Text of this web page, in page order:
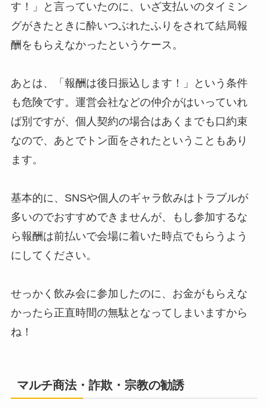
す！」と言っていたのに、いざ支払いのタイミン
グがきたときに酔いつぶれたふりをされて結局報
酬をもらえなかったというケース。
あとは、「報酬は後日振込します！」という条件
も危険です。運営会社などの仲介がはいっていれ
ば別ですが、個人契約の場合はあくまでも口約束
なので、あとでトン面をされたということもあり
ます。
基本的に、SNSや個人のギャラ飲みはトラブルが
多いのでおすすめできませんが、もし参加するな
ら報酬は前払いで会場に着いた時点でもらうよう
にしてください。
せっかく飲み会に参加したのに、お金がもらえな
かったら正直時間の無駄となってしまいますから
ね！
マルチ商法・詐欺・宗教の勧誘